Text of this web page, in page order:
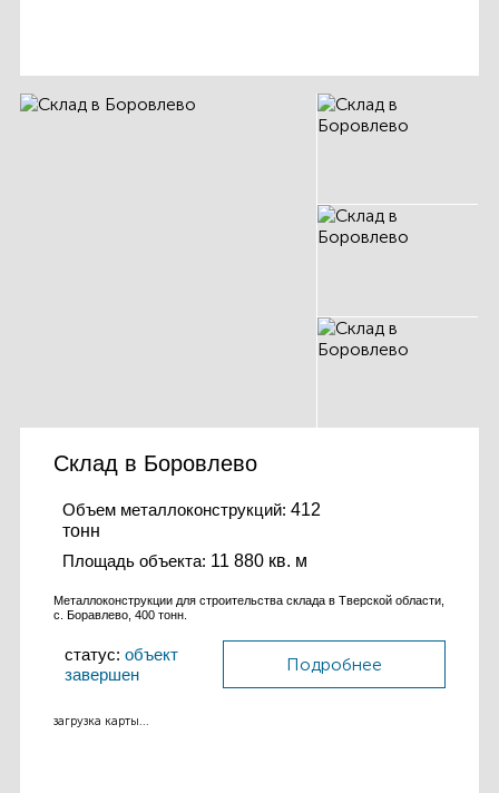
Склад в Боровлево
Объем металлоконструкций: 412
тонн
Площадь объекта: 11 880 кв. м
Металлоконструкции для строительства склада в Тверской области,
с. Боравлево, 400 тонн.
статус: объект
завершен
Подробнее
загрузка карты...